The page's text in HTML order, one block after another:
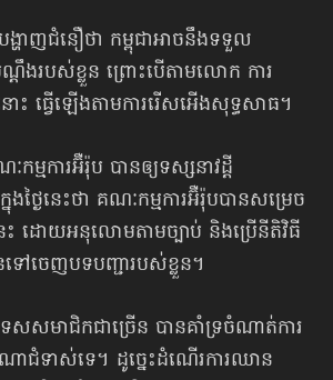
ាញជំនឿថា កម្ពុជាអាចនឹងទទួល
ងរបស់ខ្លួន ព្រោះបើតាមលោក ការ
ះ ធ្វើឡើងតាមការរើសអើងសុទ្ធសាធ។
មការអ៊ឺរ៉ុប បានឲ្យទស្សនាវដ្ដី
ងថ្ងៃនេះថា គណៈកម្មការអ៊ឺរ៉ុបបានសម្រេច
ះ ដោយអនុលោមតាមច្បាប់ និងប្រើនីតិវិធី
ៅចេញបទបញ្ជារបស់ខ្លួន។
េសសមាជិកជាច្រើន បានគាំទ្រចំណាត់ការ
ា​ជំទាស់ទេ។ ដូច្នេះដំណើរការឈាន